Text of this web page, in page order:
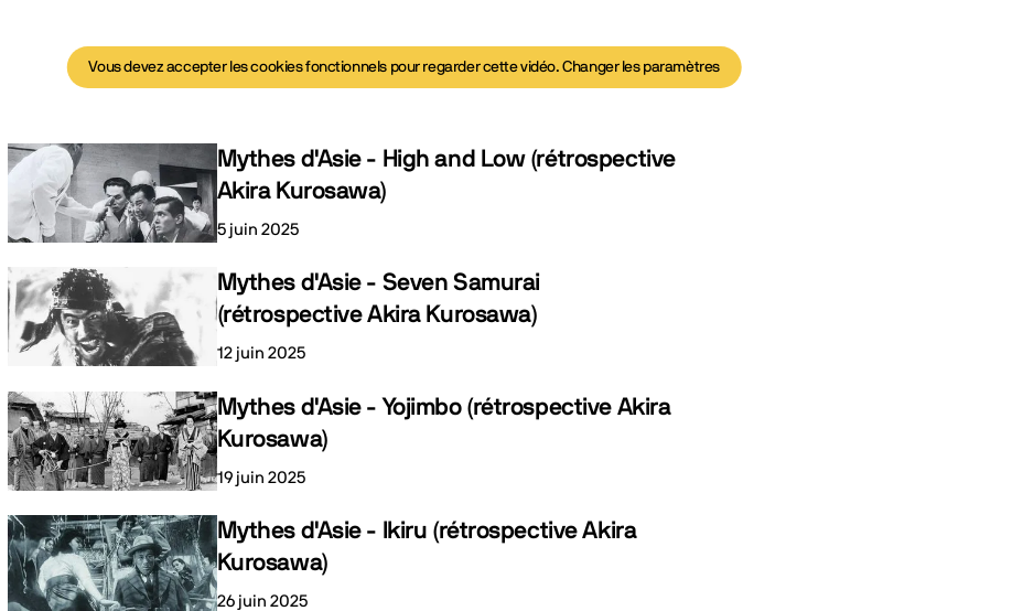
vidéo
Vous devez accepter les cookies fonctionnels pour regarder cette vidéo.Changer les paramètres
Mythes d'Asie - High and Low (rétrospective
Akira Kurosawa)
5 juin 2025
Mythes d'Asie - Seven Samurai
(rétrospective Akira Kurosawa)
12 juin 2025
Mythes d'Asie - Yojimbo (rétrospective Akira
Kurosawa)
19 juin 2025
Mythes d'Asie - Ikiru (rétrospective Akira
Kurosawa)
26 juin 2025